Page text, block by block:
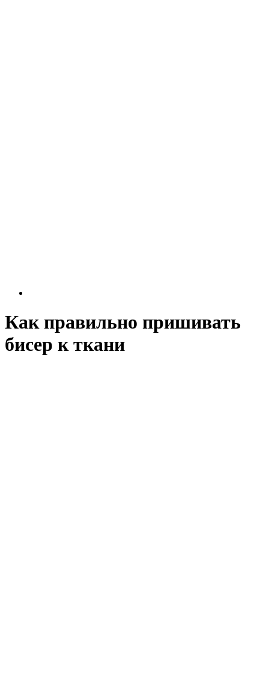
Как правильно пришивать
бисер к ткани